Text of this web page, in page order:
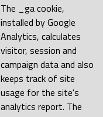
The _ga cookie,
installed by Google
Analytics, calculates
visitor, session and
campaign data and also
keeps track of site
usage for the site's
analytics report. The